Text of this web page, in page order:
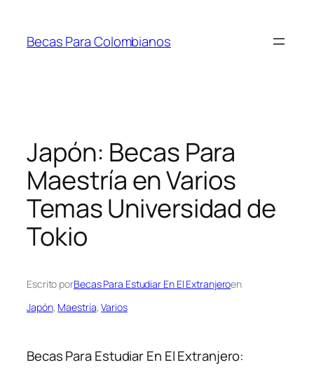
contenido
Becas Para Colombianos
Japón: Becas Para
Maestría en Varios
Temas Universidad de
Tokio
Escrito porBecas Para Estudiar En El Extranjeroen
Japón, Maestría, Varios
Becas Para Estudiar En El Extranjero: